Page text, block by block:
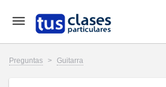
Preguntas > Guitarra